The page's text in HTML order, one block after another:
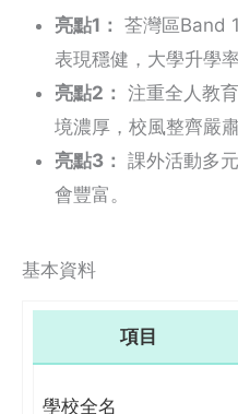
亮點1： 荃灣區Band
表現穩健，大學升學率
亮點2： 注重全人教
境濃厚，校風整齊嚴肅
亮點3： 課外活動多
會豐富。
基本資料
項目
學校全名